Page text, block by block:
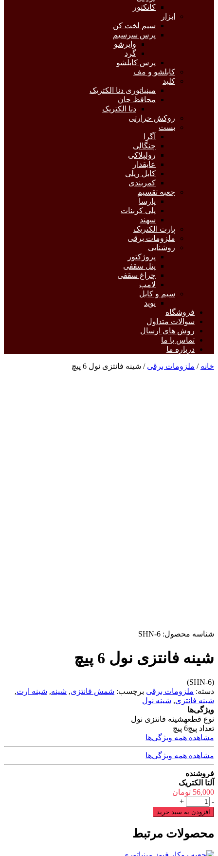
کانکتور
ابزار
سیم لخت کن
پرس سرسیم
وایرشو
گرد
پرس کابلشو
کابلشو و مف
کلید
مینیاتوری دنا الکتریک
محافظ جان
دنا الکتریک
روکش حرارتی
بست
آگرا
چنگالی
رولپلاکی
عایقدار
کابل ریلی
کمربندی
جعبه تقسیم
پارسا
پلی کربنات
سهند
پارت الکتریک
ملزومات برقی
روشنایی
پروژکتور
پنل سقفی
چراغ سقفی
لامپ
سیم و کابل
نوید
فروشگاه
سوالات متداول
روش های ارسال
تماس با ما
درباره ما
خانه / ملزومات برقی / شینه فانتزی نول 6 پیچ
شناسه محصول: SHN-6
شینه فانتزی نول 6 پیچ
(SHN-6)
دسته: ملزومات برقی برچسب: شمش فانتزی, شینه, شینه ارت,
شینه فانتزی, شینه نول
ویژگی‌ها
نوع قطعهشینه فانتزی نول
تعداد پیچ6 پیچ
مشاهده همه ویژگی‌ها
مشاهده همه ویژگی‌ها
فروشنده
آلتا الکتریک
56,000 تومان
شینه
فانتزی
نول
پیچ
-
+
افزودن به سبد خرید
محصولات مرتبط